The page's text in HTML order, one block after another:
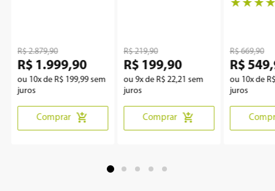
R$ 2.879,90
R$ 1.999,90
ou 10x de R$ 199,99sem
juros
Comprar
R$ 219,90
R$ 199,90
ou9x de R$ 22,21 sem
juros
Comprar
★★★
R$ 669,90
R$ 549,
ou 10x de
juros